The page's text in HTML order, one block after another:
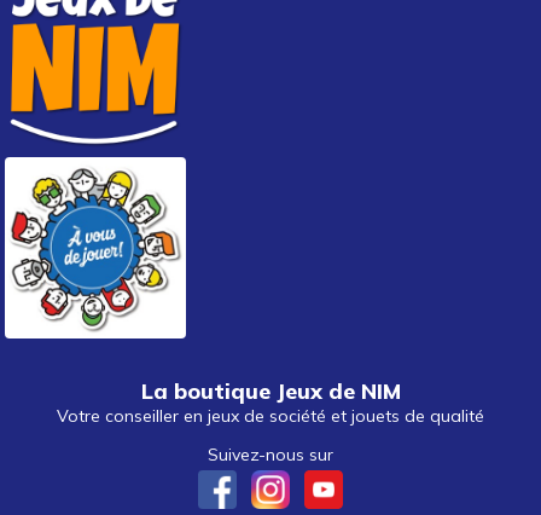
La boutique Jeux de NIM
Votre conseiller en jeux de société et jouets de qualité
Suivez-nous sur